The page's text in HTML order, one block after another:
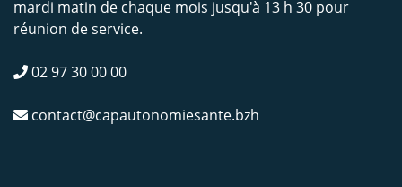
mardi matin de chaque mois jusqu'à 13 h 30 pour
réunion de service.
02 97 30 00 00
contact@capautonomiesante.bzh